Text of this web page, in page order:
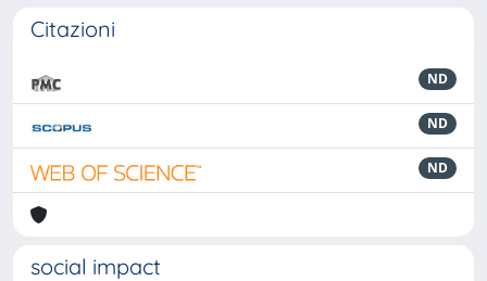
Citazioni
ND
ND
ND
social impact